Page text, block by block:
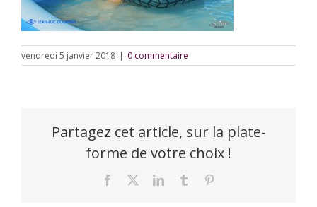
vendredi 5 janvier 2018 | 0 commentaire
Partagez cet article, sur la plate-
forme de votre choix !
Facebook LinkedInTumblr